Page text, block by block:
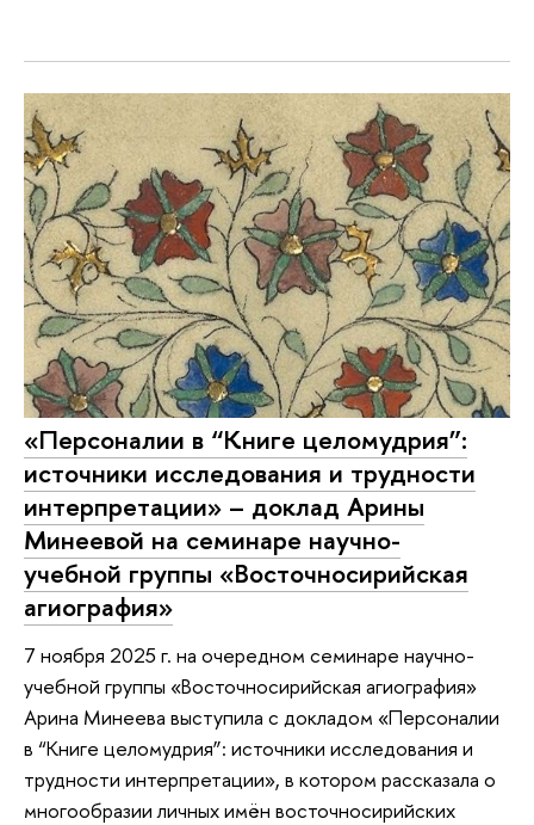
«Персоналии в “Книге целомудрия”:
источники исследования и трудности
интерпретации» – доклад Арины
Минеевой на семинаре научно-
учебной группы «Восточносирийская
агиография»
7 ноября 2025 г. на очередном семинаре научно-
учебной группы «Восточносирийская агиография»
Арина Минеева выступила с докладом «Персоналии
в “Книге целомудрия”: источники исследования и
трудности интерпретации», в котором рассказала о
многообразии личных имён восточносирийских